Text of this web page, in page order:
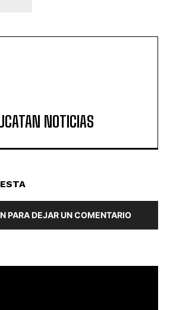
NOTICIAS
PARA DEJAR UN COMENTARIO